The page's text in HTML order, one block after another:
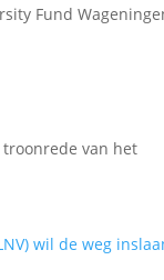
Fund
van het